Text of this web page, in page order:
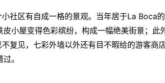
社区有自成一格的景观。当年居于La Boca
小屋变得色彩缤纷，构成一幅绝美街景；此外
复见，七彩外墙以外还有目不暇给的游客商店
。